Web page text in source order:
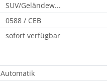
SUV/Geländew...
0588 / CEB
sofort verfügbar
Automatik